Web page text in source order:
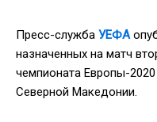
Пресс-служба УЕФА
назначенных на матч
чемпионата Европы-
Северной Македонии.